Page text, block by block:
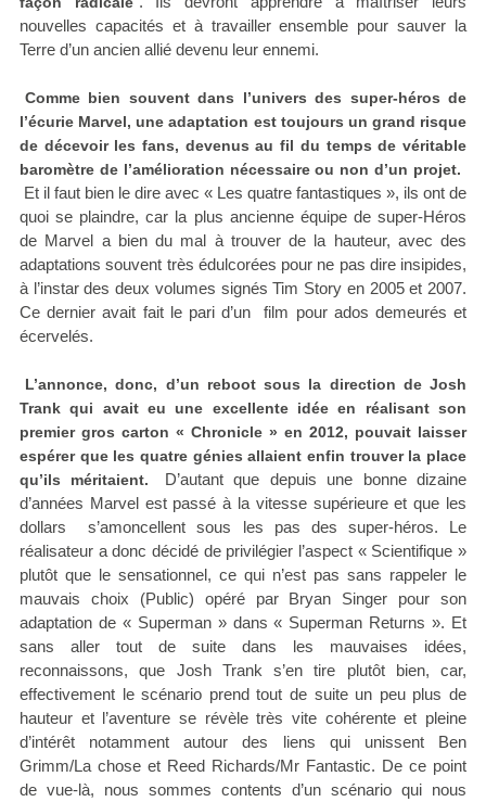
nouvelles capacités et à travailler ensemble pour sauver la
Terre d’un ancien allié devenu leur ennemi.
Comme bien souvent dans l’univers des super-héros de
l’écurie Marvel, une adaptation est toujours un grand risque
de décevoir les fans, devenus au fil du temps de véritable
baromètre de l’amélioration nécessaire ou non d’un projet.
Et il faut bien le dire avec « Les quatre fantastiques », ils ont de
quoi se plaindre, car la plus ancienne équipe de super-Héros
de Marvel a bien du mal à trouver de la hauteur, avec des
adaptations souvent très édulcorées pour ne pas dire insipides,
à l’instar des deux volumes signés Tim Story en 2005 et 2007.
Ce dernier avait fait le pari d’un film pour ados demeurés et
écervelés.
L’annonce, donc, d’un reboot sous la direction de Josh
Trank qui avait eu une excellente idée en réalisant son
premier gros carton « Chronicle » en 2012, pouvait laisser
espérer que les quatre génies allaient enfin trouver la place
qu’ils méritaient.
D’autant que depuis une bonne dizaine
d’années Marvel est passé à la vitesse supérieure et que les
dollars s’amoncellent sous les pas des super-héros. Le
réalisateur a donc décidé de privilégier l’aspect « Scientifique »
plutôt que le sensationnel, ce qui n’est pas sans rappeler le
mauvais choix (Public) opéré par Bryan Singer pour son
adaptation de « Superman » dans « Superman Returns ». Et
sans aller tout de suite dans les mauvaises idées,
reconnaissons, que Josh Trank s’en tire plutôt bien, car,
effectivement le scénario prend tout de suite un peu plus de
hauteur et l’aventure se révèle très vite cohérente et pleine
d’intérêt notamment autour des liens qui unissent Ben
Grimm/La chose et Reed Richards/Mr Fantastic. De ce point
de vue-là, nous sommes contents d’un scénario qui nous